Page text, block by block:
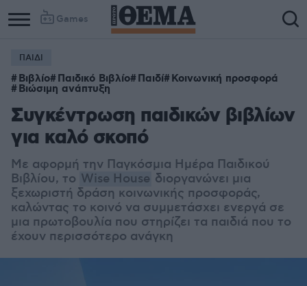
Games
ΠΑΙΔΙ
Βιβλίο Παιδικό Βιβλίο Παιδί Κοινωνική προσφορά
Βιώσιμη ανάπτυξη
Συγκέντρωση παιδικών βιβλίων
για καλό σκοπό
Με αφορμή την Παγκόσμια Ημέρα Παιδικού
Βιβλίου, το Wise House διοργανώνει μια
ξεχωριστή δράση κοινωνικής προσφοράς,
καλώντας το κοινό να συμμετάσχει ενεργά σε
μια πρωτοβουλία που στηρίζει τα παιδιά που το
έχουν περισσότερο ανάγκη